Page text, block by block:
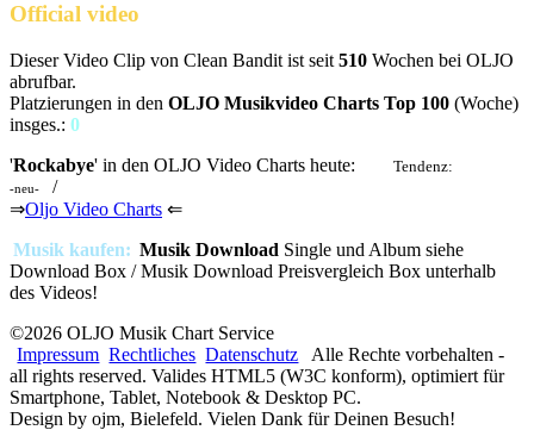
Official video
Dieser Video Clip von Clean Bandit ist seit 510 Wochen bei OLJO
abrufbar.
Platzierungen in den OLJO Musikvideo Charts Top 100 (Woche)
insges.: 0
'Rockabye' in den OLJO Video Charts heute: Tendenz:
-neu-
/
⇒Oljo Video Charts ⇐
Musik kaufen: Musik Download Single und Album siehe
Download Box / Musik Download Preisvergleich Box unterhalb
des Videos!
©2026 OLJO Musik Chart Service
Impressum Rechtliches Datenschutz
Alle Rechte vorbehalten -
all rights reserved. Valides HTML5 (W3C konform), optimiert für
Smartphone, Tablet, Notebook & Desktop PC.
Design by ojm, Bielefeld. Vielen Dank für Deinen Besuch!